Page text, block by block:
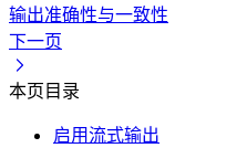
输出准确性与一致性
下一页
本页目录
启用流式输出